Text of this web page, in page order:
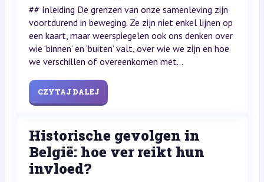
## Inleiding De grenzen van onze samenleving zijn
voortdurend in beweging. Ze zijn niet enkel lijnen op
een kaart, maar weerspiegelen ook ons denken over
wie ‘binnen’ en ‘buiten’ valt, over wie we zijn en hoe
we verschillen of overeenkomen met...
CZYTAJ DALEJ
Historische gevolgen in
België: hoe ver reikt hun
invloed?